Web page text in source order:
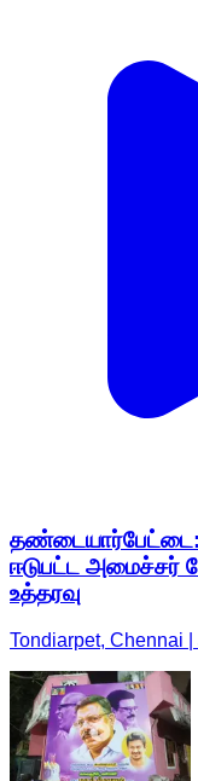
தண்டையார்பேட்டை:
ஈடுபட்ட அமைச்சர்
உத்தரவு
Tondiarpet, Chennai